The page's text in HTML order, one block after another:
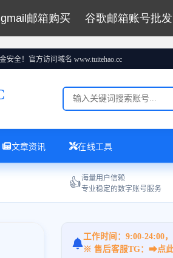
gmail邮箱购买 谷歌邮箱账号批发